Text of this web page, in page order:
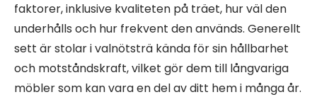
faktorer, inklusive kvaliteten på träet, hur väl den
underhålls och hur frekvent den används. Generellt
sett är stolar i valnötsträ kända för sin hållbarhet
och motståndskraft, vilket gör dem till långvariga
möbler som kan vara en del av ditt hem i många år.